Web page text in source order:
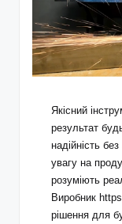
Якісний
результат
надійність
увагу на
розуміють
Виробник
рішення для